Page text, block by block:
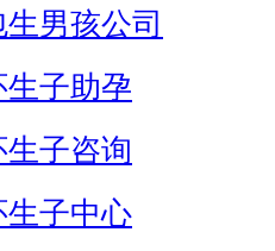
男孩公司
子助孕
子咨询
子中心